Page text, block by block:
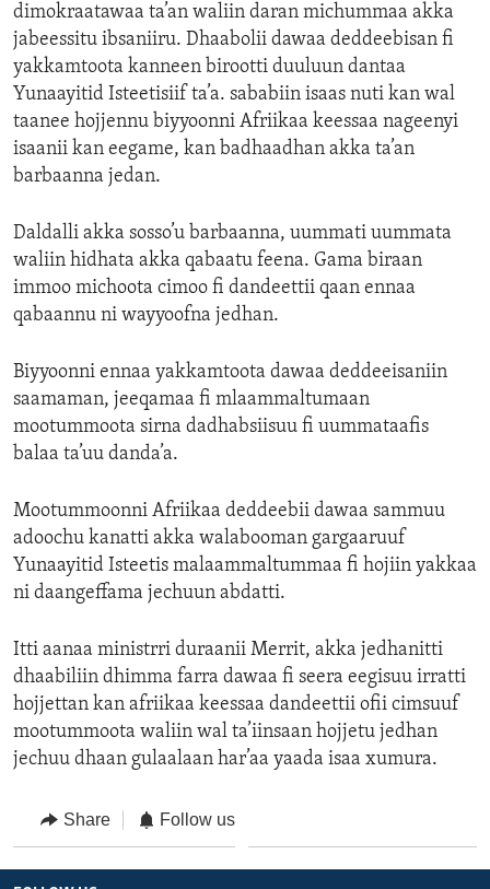
dimokraatawaa ta’an waliin daran michummaa akka
jabeessitu ibsaniiru. Dhaabolii dawaa deddeebisan fi
yakkamtoota kanneen birootti duuluun dantaa
Yunaayitid Isteetisiif ta’a. sababiin isaas nuti kan wal
taanee hojjennu biyyoonni Afriikaa keessaa nageenyi
isaanii kan eegame, kan badhaadhan akka ta’an
barbaanna jedan.
Daldalli akka sosso’u barbaanna, uummati uummata
waliin hidhata akka qabaatu feena. Gama biraan
immoo michoota cimoo fi dandeettii qaan ennaa
qabaannu ni wayyoofna jedhan.
Biyyoonni ennaa yakkamtoota dawaa deddeeisaniin
saamaman, jeeqamaa fi mlaammaltumaan
mootummoota sirna dadhabsiisuu fi uummataafis
balaa ta’uu danda’a.
Mootummoonni Afriikaa deddeebii dawaa sammuu
adoochu kanatti akka walabooman gargaaruuf
Yunaayitid Isteetis malaammaltummaa fi hojiin yakkaa
ni daangeffama jechuun abdatti.
Itti aanaa ministrri duraanii Merrit, akka jedhanitti
dhaabiliin dhimma farra dawaa fi seera eegisuu irratti
hojjettan kan afriikaa keessaa dandeettii ofii cimsuuf
mootummoota waliin wal ta’iinsaan hojjetu jedhan
jechuu dhaan gulaalaan har’aa yaada isaa xumura.
Share Follow us